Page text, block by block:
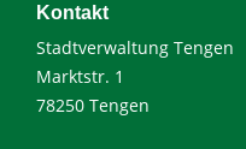
Kontakt
Stadtverwaltung Tengen
Marktstr. 1
78250 Tengen